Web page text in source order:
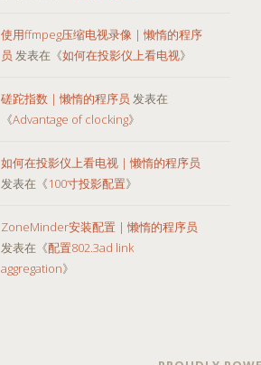
使用ffmpeg压缩电视录像 | 懒惰的程序
员 发表在《如何在投影仪上看电视》
磋跎指数 | 懒惰的程序员 发表在
《Advantage of clocking》
如何在投影仪上看电视 | 懒惰的程序员
发表在《100寸投影配置》
ZoneMinder安装配置 | 懒惰的程序员
发表在《配置802.3ad link
aggregation》